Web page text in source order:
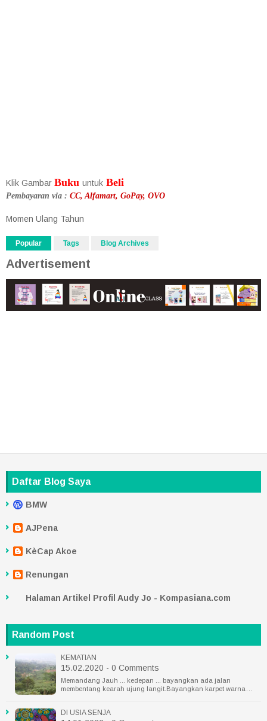
Klik Gambar Buku untuk Beli
Pembayaran via : CC, Alfamart, GoPay, OVO
Momen Ulang Tahun
Popular Tags Blog Archives
Advertisement
Daftar Blog Saya
BMW
AJPena
KèCap Akoe
Renungan
Halaman Artikel Profil Audy Jo - Kompasiana.com
Random Post
KEMATIAN
15.02.2020 - 0 Comments
Memandang Jauh ... kedepan ... bayangkan ada jalan
membentang kearah ujung langit.Bayangkan karpet warna…
DI USIA SENJA